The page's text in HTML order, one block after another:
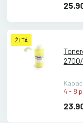
ŽLTÁ
2700/
4 - 8